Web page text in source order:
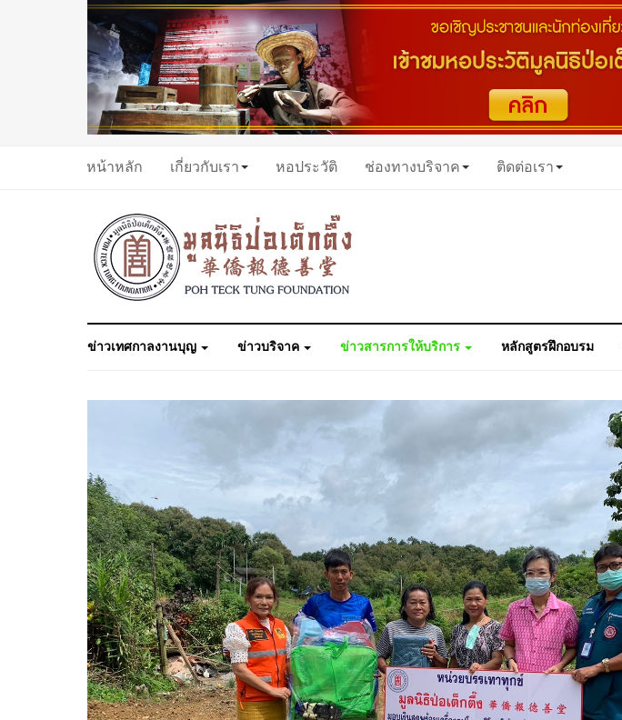
หน้าหลัก เกี่ยวกับเรา หอประวัติ ช่องทางบริจาค ติดต่อเรา
ข่าวเทศกาลงานบุญ ข่าวบริจาค ข่าวสารการให้บริการ หลักสูตรฝึกอบรม